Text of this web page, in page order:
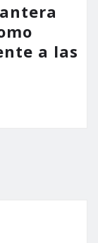
a las